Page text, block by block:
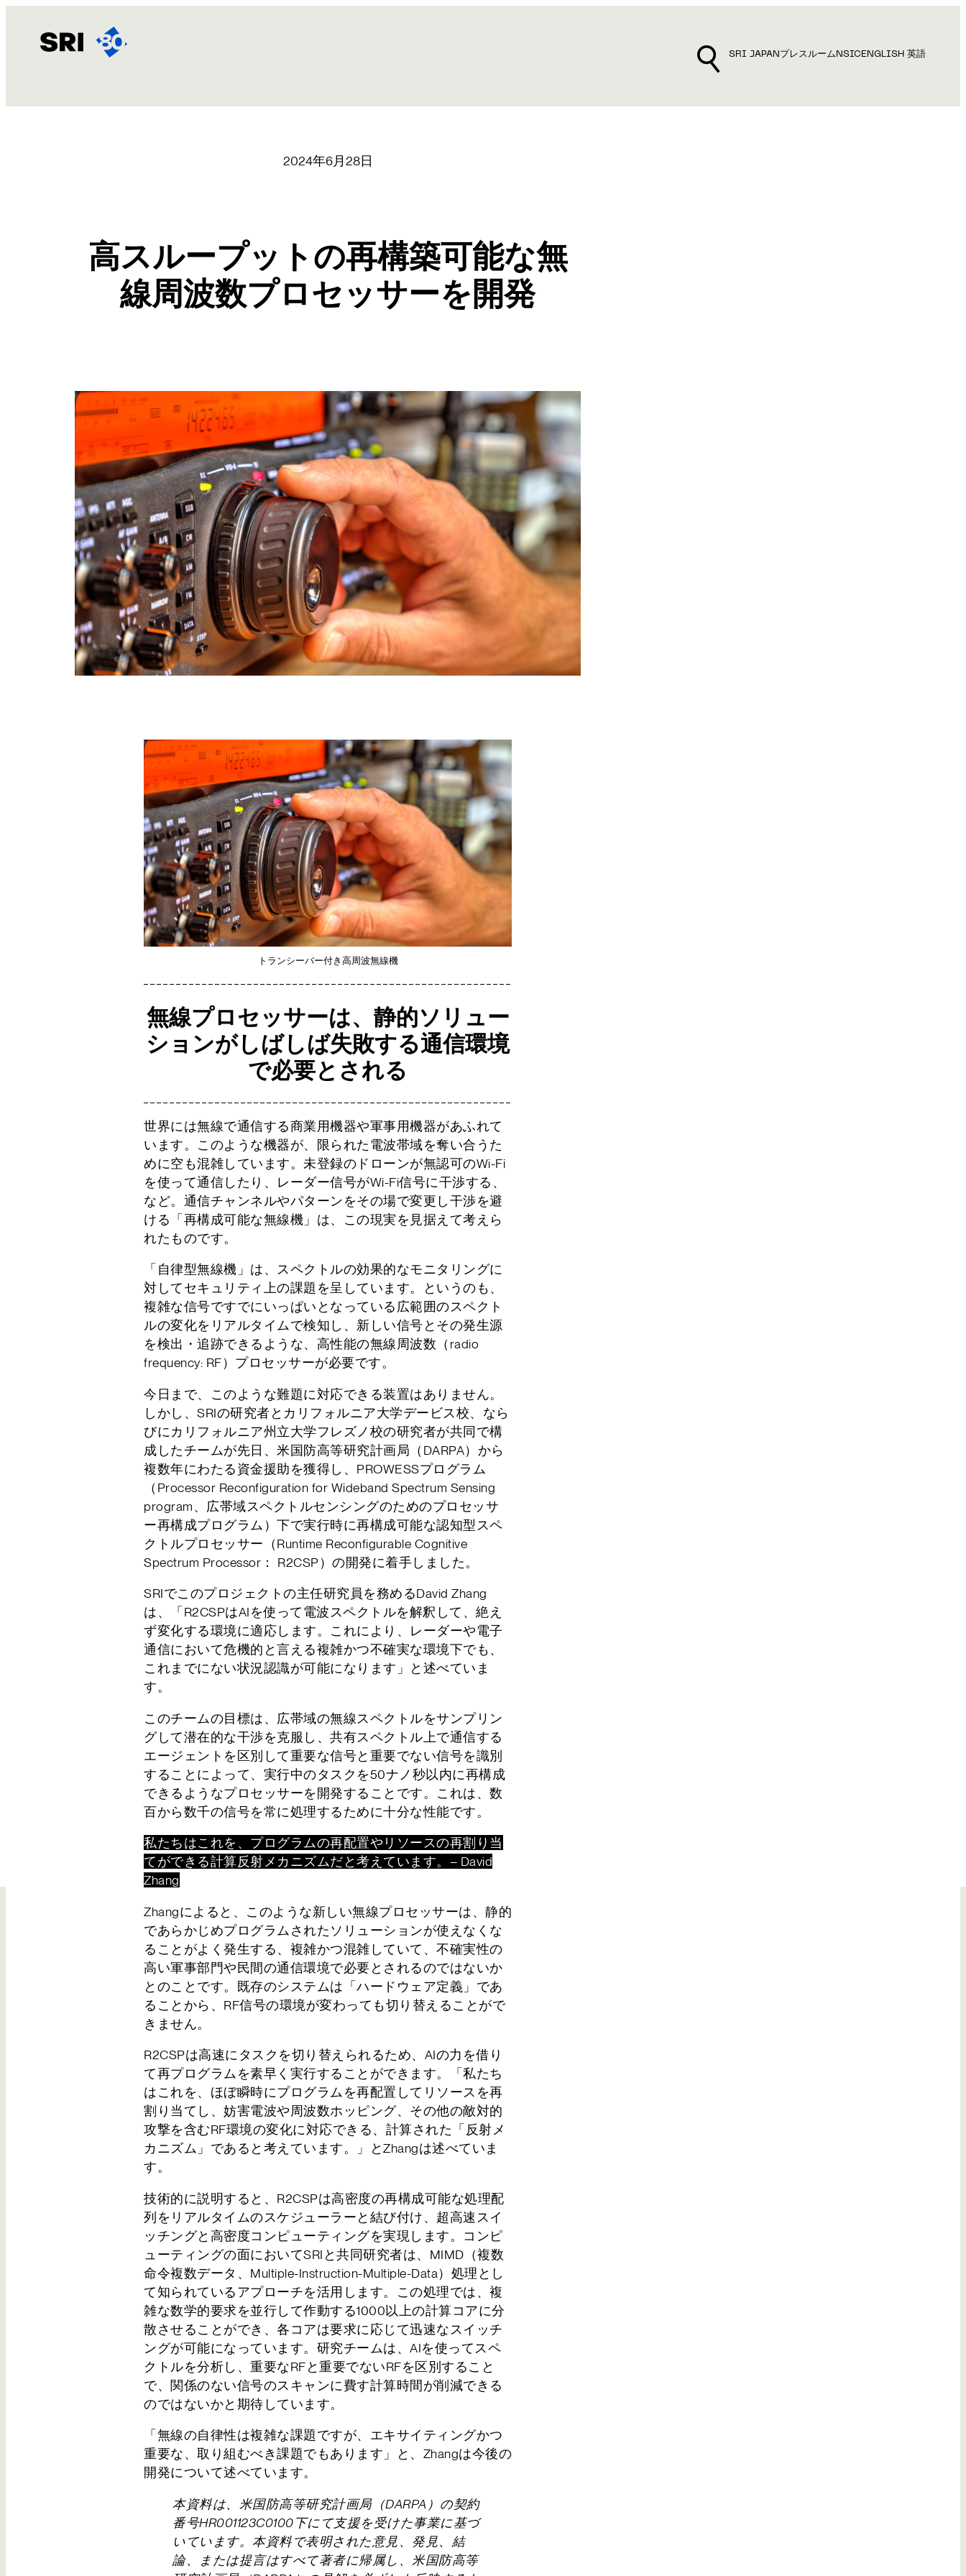
ッ
SRI JAPAN プレスルーム NSIC ENGLISH 英語
2024年6月28日
高スループットの再構築可能な無
線周波数プロセッサーを開発
トランシーバー付き高周波無線機
無線プロセッサーは、静的ソリュー
ションがしばしば失敗する通信環境
で必要とされる
世界には無線で通信する商業用機器や軍事用機器があふれて
います。このような機器が、限られた電波帯域を奪い合うた
めに空も混雑しています。未登録のドローンが無認可のWi-Fi
を使って通信したり、レーダー信号がWi-Fi信号に干渉する、
など。通信チャンネルやパターンをその場で変更し干渉を避
ける「再構成可能な無線機」は、この現実を見据えて考えら
れたものです。
「自律型無線機」は、スペクトルの効果的なモニタリングに
対してセキュリティ上の課題を呈しています。というのも、
複雑な信号ですでにいっぱいとなっている広範囲のスペクト
ルの変化をリアルタイムで検知し、新しい信号とその発生源
を検出・追跡できるような、高性能の無線周波数（radio
frequency: RF）プロセッサーが必要です。
今日まで、このような難題に対応できる装置はありません。
しかし、SRIの研究者とカリフォルニア大学デービス校、なら
びにカリフォルニア州立大学フレズノ校の研究者が共同で構
成したチームが先日、米国防高等研究計画局（DARPA）から
複数年にわたる資金援助を獲得し、PROWESSプログラム
（Processor Reconfiguration for Wideband Spectrum Sensing
program、広帯域スペクトルセンシングのためのプロセッサ
ー再構成プログラム）下で実行時に再構成可能な認知型スペ
クトルプロセッサー（Runtime Reconfigurable Cognitive
Spectrum Processor： R2CSP）の開発に着手しました。
SRIでこのプロジェクトの主任研究員を務めるDavid Zhang
は、「R2CSPはAIを使って電波スペクトルを解釈して、絶え
ず変化する環境に適応します。これにより、レーダーや電子
通信において危機的と言える複雑かつ不確実な環境下でも、
これまでにない状況認識が可能になります」と述べていま
す。
このチームの目標は、広帯域の無線スペクトルをサンプリン
グして潜在的な干渉を克服し、共有スペクトル上で通信する
エージェントを区別して重要な信号と重要でない信号を識別
することによって、実行中のタスクを50ナノ秒以内に再構成
できるようなプロセッサーを開発することです。これは、数
百から数千の信号を常に処理するために十分な性能です。
私たちはこれを、プログラムの再配置やリソースの再割り当
てができる計算反射メカニズムだと考えています。– David
Zhang
Zhangによると、このような新しい無線プロセッサーは、静的
であらかじめプログラムされたソリューションが使えなくな
ることがよく発生する、複雑かつ混雑していて、不確実性の
高い軍事部門や民間の通信環境で必要とされるのではないか
とのことです。既存のシステムは「ハードウェア定義」であ
ることから、RF信号の環境が変わっても切り替えることがで
きません。
R2CSPは高速にタスクを切り替えられるため、AIの力を借り
て再プログラムを素早く実行することができます。「私たち
はこれを、ほぼ瞬時にプログラムを再配置してリソースを再
割り当てし、妨害電波や周波数ホッピング、その他の敵対的
攻撃を含むRF環境の変化に対応できる、計算された「反射メ
カニズム」であると考えています。」とZhangは述べていま
す。
技術的に説明すると、R2CSPは高密度の再構成可能な処理配
列をリアルタイムのスケジューラーと結び付け、超高速スイ
ッチングと高密度コンピューティングを実現します。コンピ
ューティングの面においてSRIと共同研究者は、MIMD（複数
命令複数データ、Multiple-Instruction-Multiple-Data）処理とし
て知られているアプローチを活用します。この処理では、複
雑な数学的要求を並行して作動する1000以上の計算コアに分
散させることができ、各コアは要求に応じて迅速なスイッチ
ングが可能になっています。研究チームは、AIを使ってスペ
クトルを分析し、重要なRFと重要でないRFを区別すること
で、関係のない信号のスキャンに費す計算時間が削減できる
のではないかと期待しています。
「無線の自律性は複雑な課題ですが、エキサイティングかつ
重要な、取り組むべき課題でもあります」と、Zhangは今後の
開発について述べています。
本資料は、米国防高等研究計画局（DARPA）の契約
番号HR001123C0100下にて支援を受けた事業に基づ
いています。本資料で表明された意見、発見、結
論、または提言はすべて著者に帰属し、米国防高等
送信ボタンを押すと…
お問い合わせいただいた内容は、確認後3営業日以内に担当者よりご連絡させていた
だきます。いましばらくお待ちください。なお、返信がない場合は送信トラブルの可
能性がございますので、お手数ですが再度お問い合わせいただけますと幸いです。
弊社のプライバシーポリシー